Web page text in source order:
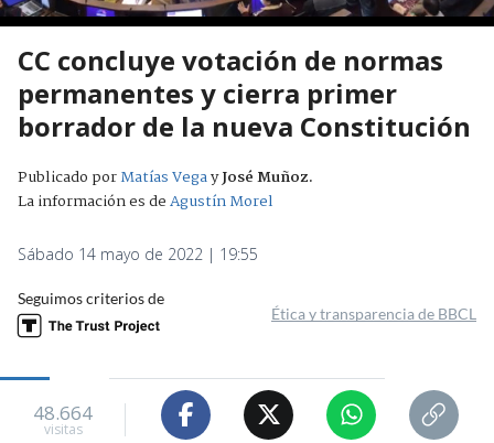
CC concluye votación de normas
permanentes y cierra primer
borrador de la nueva Constitución
Publicado porMatías VegayJosé Muñoz.
La información es deAgustín Morel
Sábado 14 mayo de 2022 | 19:55
Seguimos criterios de
Ética y transparencia de BBCL
48.664
visitas